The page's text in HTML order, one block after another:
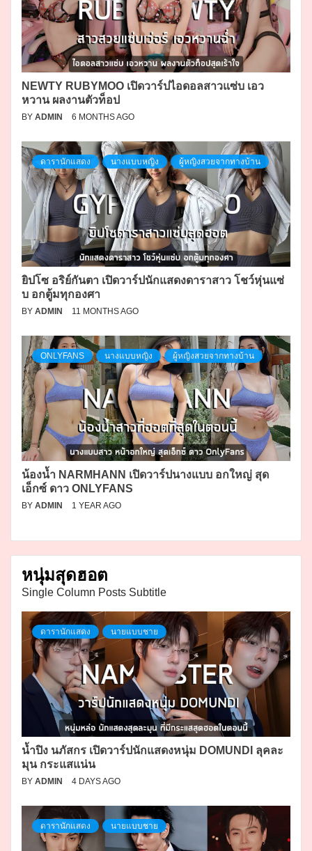
NEWTY RUBYMOO เปิดวาร์ปไอดอลสาวแซ่บ เอว
หวาน ผลงานตัวท็อป
BY ADMIN 6 MONTHS AGO
ดารานักแสดง นางแบบหญิง ผู้หญิงสวยจากทางบ้าน
ยิปโซ อริย์กันตา เปิดวาร์ปนักแสดงดาราสาว โชว์หุ่นแซ่
บ อกตู้มทุกองศา
BY ADMIN 11 MONTHS AGO
ONLYFANS นางแบบหญิง ผู้หญิงสวยจากทางบ้าน
น้องน้ำ NARMHANN เปิดวาร์ปนางแบบ อกใหญ่ สุด
เอ็กซ์ ดาว ONLYFANS
BY ADMIN 1 YEAR AGO
หนุ่มสุดฮอต
Single Column Posts Subtitle
ดารานักแสดง นายแบบชาย
น้ำปิง นภัสกร เปิดวาร์ปนักแสดงหนุ่ม DOMUNDI ลุคละ
มุน กระแสแน่น
BY ADMIN 4 DAYS AGO
ดารานักแสดง นายแบบชาย